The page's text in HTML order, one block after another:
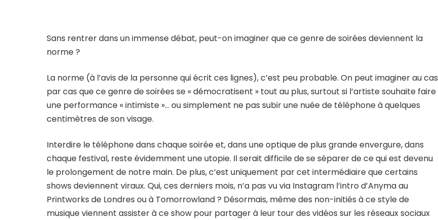
Sans rentrer dans un immense débat, peut-on imaginer que ce genre de soirées deviennent la
norme ?
La norme (à l’avis de la personne qui écrit ces lignes), c’est peu probable. On peut imaginer au cas
par cas que ce genre de soirées se « démocratisent » tout au plus, surtout si l’artiste souhaite faire
une performance « intimiste »… ou simplement ne pas subir une nuée de téléphone à quelques
centimètres de son visage.
Interdire le téléphone dans chaque soirée et, dans une optique de plus grande envergure, dans
chaque festival, reste évidemment une utopie. Il serait difficile de se séparer de ce qui est devenu
le prolongement de notre main. De plus, c’est uniquement par cet intermédiaire que certains
shows deviennent viraux. Qui, ces derniers mois, n’a pas vu via Instagram l’intro d’Anyma au
Printworks de Londres ou à Tomorrowland ? Désormais, même des non-initiés à ce style de
musique viennent assister à ce show pour partager à leur tour des vidéos sur les réseaux sociaux